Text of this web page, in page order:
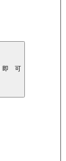
即 可